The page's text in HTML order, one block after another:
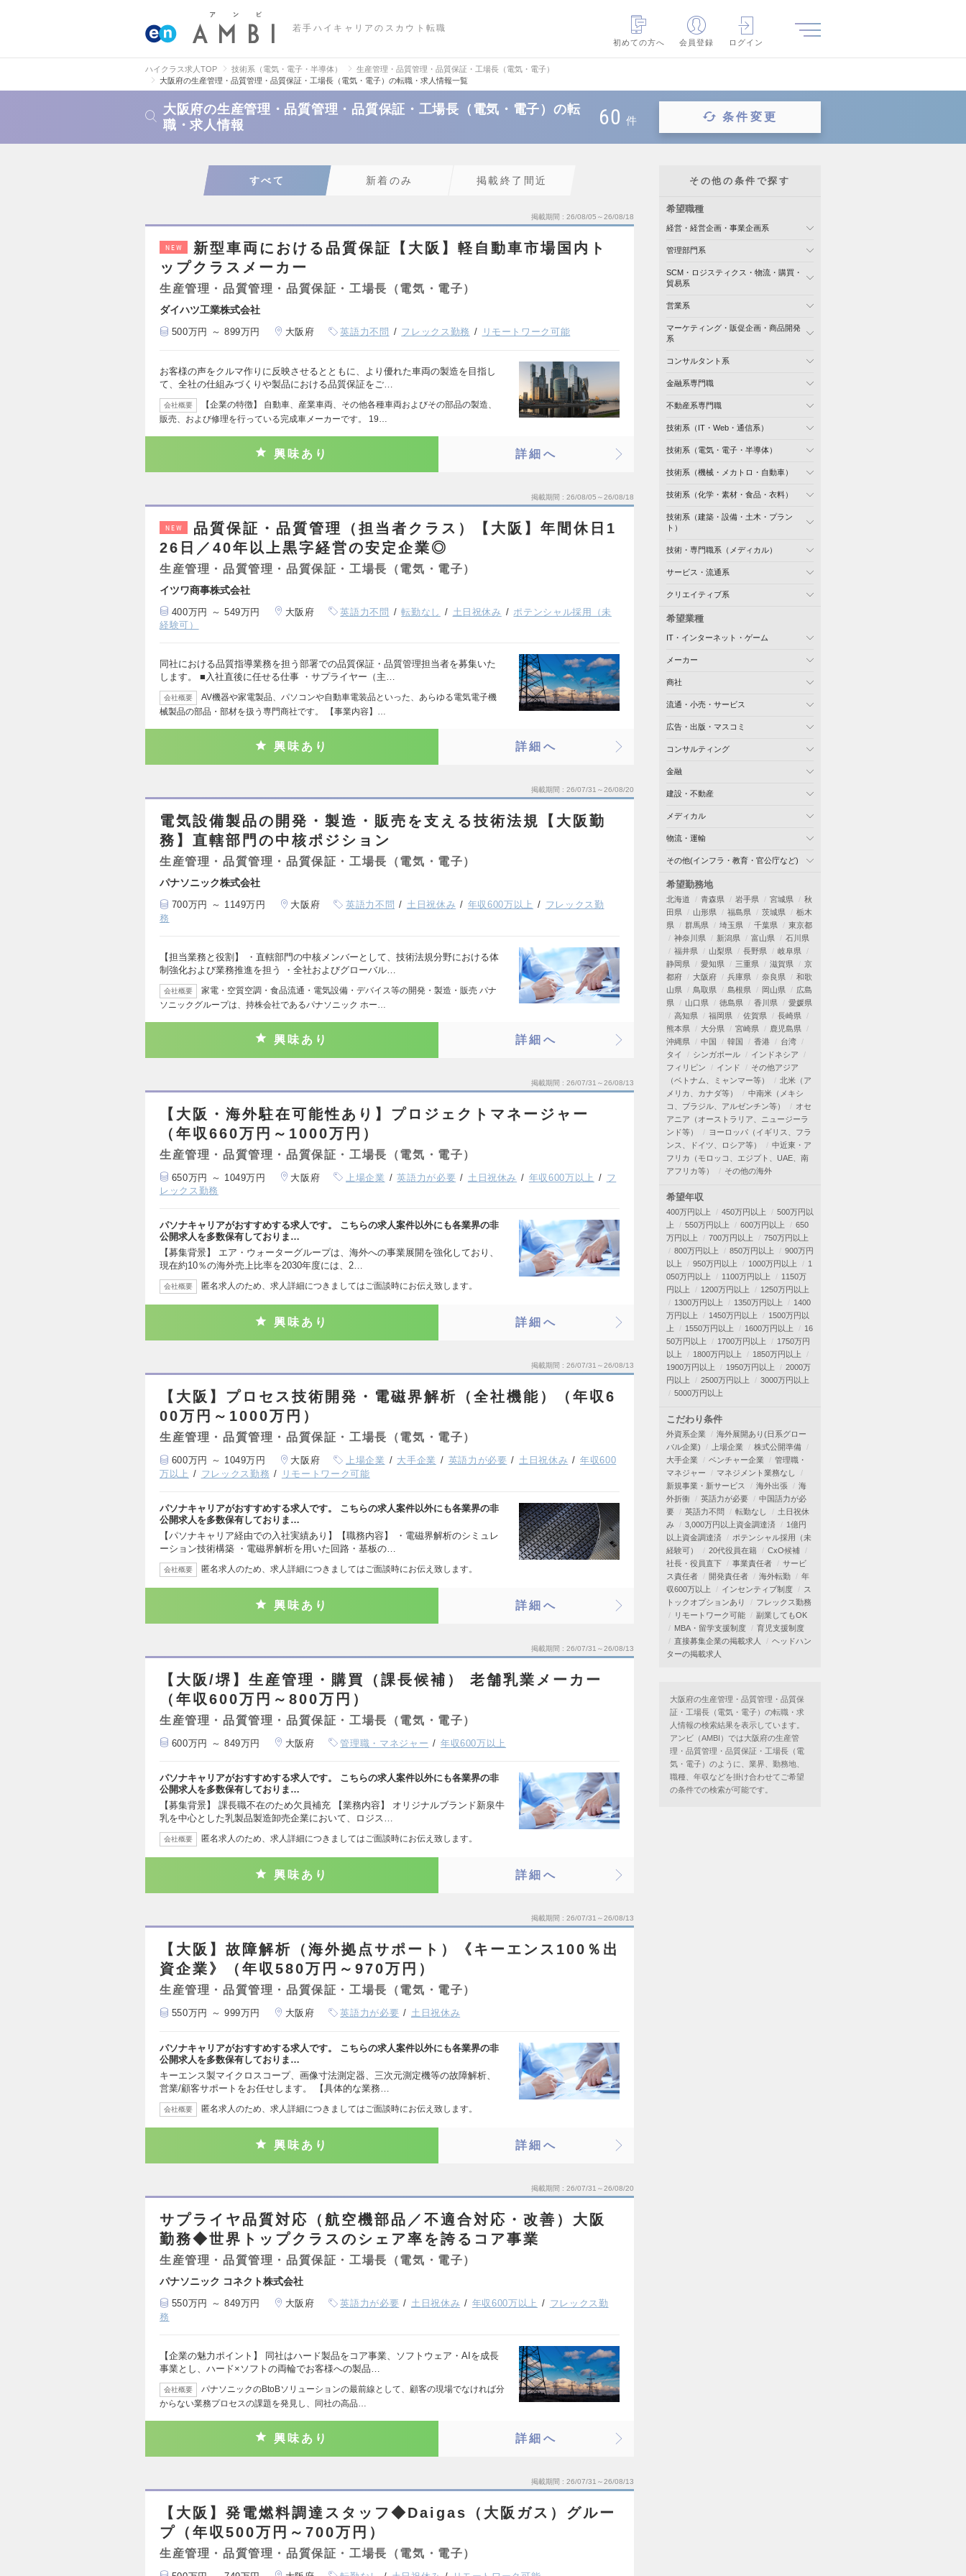
若手ハイキャリアのスカウト転職
初めての方へ
会員登録 ログイン
ハイクラス求人TOP 技術系（電気・電子・半導体）
生産管理・品質管理・品質保証・工場長（電気・電子）
大阪府の生産管理・品質管理・品質保証・工場長（電気・電子）の転職・求人情報一覧
大阪府の生産管理・品質管理・品質保証・工場長（電気・電子）の転
職・求人情報
60 件 条件変更
すべて 新着のみ 掲載終了間近
掲載期間 26/08/05～26/08/18
NEW
新型車両における品質保証【大阪】軽自動車市場国内ト
ップクラスメーカー
生産管理・品質管理・品質保証・工場長（電気・電子）
ダイハツ工業株式会社
500万円 ～ 899万円 大阪府 英語力不問 フレックス勤務 リモートワーク可能
お客様の声をクルマ作りに反映させるとともに、より優れた車両の製造を目指し
て、全社の仕組みづくりや製品における品質保証をご…
会社概要
【企業の特徴】 自動車、産業車両、その他各種車両およびその部品の製造、
販売、および修理を行っている完成車メーカーです。 19…
興味あり 詳細へ
掲載期間 26/08/05～26/08/18
NEW
品質保証・品質管理（担当者クラス）【大阪】年間休日1
26日／40年以上黒字経営の安定企業◎
生産管理・品質管理・品質保証・工場長（電気・電子）
イツワ商事株式会社
400万円 ～ 549万円 大阪府 英語力不問 転勤なし 土日祝休み
ポテンシャル採用（未
経験可）
同社における品質指導業務を担う部署での品質保証・品質管理担当者を募集いた
します。 ■入社直後に任せる仕事 ・サプライヤー（主…
会社概要
AV機器や家電製品、パソコンや自動車電装品といった、あらゆる電気電子機
械製品の部品・部材を扱う専門商社です。 【事業内容】…
興味あり 詳細へ
掲載期間 26/07/31～26/08/20
電気設備製品の開発・製造・販売を支える技術法規【大阪勤
務】直轄部門の中核ポジション
生産管理・品質管理・品質保証・工場長（電気・電子）
パナソニック株式会社
700万円 ～ 1149万円 大阪府 英語力不問 土日祝休み 年収600万以上
フレックス勤
務
【担当業務と役割】 ・直轄部門の中核メンバーとして、技術法規分野における体
制強化および業務推進を担う ・全社およびグローバル…
会社概要
家電・空質空調・食品流通・電気設備・デバイス等の開発・製造・販売 パナ
ソニックグループは、持株会社であるパナソニック ホー…
興味あり 詳細へ
掲載期間 26/07/31～26/08/13
【大阪・海外駐在可能性あり】プロジェクトマネージャー
（年収660万円～1000万円）
生産管理・品質管理・品質保証・工場長（電気・電子）
650万円 ～ 1049万円 大阪府 上場企業 英語力が必要 土日祝休み 年収600万以上
フ
レックス勤務
パソナキャリアがおすすめする求人です。 こちらの求人案件以外にも各業界の非
公開求人を多数保有しておりま…
【募集背景】 エア・ウォーターグループは、海外への事業展開を強化しており、
現在約10％の海外売上比率を2030年度には、2…
会社概要 匿名求人のため、求人詳細につきましてはご面談時にお伝え致します。
興味あり 詳細へ
掲載期間 26/07/31～26/08/13
【大阪】プロセス技術開発・電磁界解析（全社機能）（年収6
00万円～1000万円）
生産管理・品質管理・品質保証・工場長（電気・電子）
600万円 ～ 1049万円 大阪府 上場企業 大手企業 英語力が必要 土日祝休み
年収600
万以上
フレックス勤務 リモートワーク可能
パソナキャリアがおすすめする求人です。 こちらの求人案件以外にも各業界の非
公開求人を多数保有しておりま…
【パソナキャリア経由での入社実績あり】【職務内容】 ・電磁界解析のシミュレ
ーション技術構築 ・電磁界解析を用いた回路・基板の…
会社概要 匿名求人のため、求人詳細につきましてはご面談時にお伝え致します。
興味あり 詳細へ
掲載期間 26/07/31～26/08/13
【大阪/堺】生産管理・購買（課長候補） 老舗乳業メーカー
（年収600万円～800万円）
生産管理・品質管理・品質保証・工場長（電気・電子）
600万円 ～ 849万円 大阪府 管理職・マネジャー 年収600万以上
パソナキャリアがおすすめする求人です。 こちらの求人案件以外にも各業界の非
公開求人を多数保有しておりま…
【募集背景】 課長職不在のため欠員補充 【業務内容】 オリジナルブランド新泉牛
乳を中心とした乳製品製造卸売企業において、ロジス…
会社概要 匿名求人のため、求人詳細につきましてはご面談時にお伝え致します。
興味あり 詳細へ
掲載期間 26/07/31～26/08/13
【大阪】故障解析（海外拠点サポート）《キーエンス100％出
資企業》（年収580万円～970万円）
生産管理・品質管理・品質保証・工場長（電気・電子）
550万円 ～ 999万円 大阪府 英語力が必要 土日祝休み
パソナキャリアがおすすめする求人です。 こちらの求人案件以外にも各業界の非
公開求人を多数保有しておりま…
キーエンス製マイクロスコープ、画像寸法測定器、三次元測定機等の故障解析、
営業/顧客サポートをお任せします。 【具体的な業務…
会社概要 匿名求人のため、求人詳細につきましてはご面談時にお伝え致します。
興味あり 詳細へ
掲載期間 26/07/31～26/08/20
サプライヤ品質対応（航空機部品／不適合対応・改善）大阪
勤務◆世界トップクラスのシェア率を誇るコア事業
生産管理・品質管理・品質保証・工場長（電気・電子）
パナソニック コネクト株式会社
550万円 ～ 849万円 大阪府 英語力が必要 土日祝休み 年収600万以上
フレックス勤
務
【企業の魅力ポイント】 同社はハード製品をコア事業、ソフトウェア・AIを成長
事業とし、ハード×ソフトの両輪でお客様への製品…
会社概要
パナソニックのBtoBソリューションの最前線として、顧客の現場でなければ分
からない業務プロセスの課題を発見し、同社の高品…
興味あり 詳細へ
掲載期間 26/07/31～26/08/13
【大阪】発電燃料調達スタッフ◆Daigas（大阪ガス）グルー
プ（年収500万円～700万円）
生産管理・品質管理・品質保証・工場長（電気・電子）
その他の条件で探す
希望職種
経営・経営企画・事業企画系
管理部門系
SCM・ロジスティクス・物流・購買・
貿易系
営業系
マーケティング・販促企画・商品開発
系
コンサルタント系
金融系専門職
不動産系専門職
技術系（IT・Web・通信系）
技術系（電気・電子・半導体）
技術系（機械・メカトロ・自動車）
技術系（化学・素材・食品・衣料）
技術系（建築・設備・土木・プラン
ト）
技術・専門職系（メディカル）
サービス・流通系
クリエイティブ系
希望業種
IT・インターネット・ゲーム
メーカー
商社
流通・小売・サービス
広告・出版・マスコミ
コンサルティング
金融
建設・不動産
メディカル
物流・運輸
その他(インフラ・教育・官公庁など)
希望勤務地
北海道 青森県 岩手県 宮城県
秋
田県
山形県 福島県 茨城県
栃木
県
群馬県 埼玉県 千葉県
東京都
神奈川県
新潟県 富山県
石川県
福井県
山梨県 長野県
岐阜県
静岡県
愛知県 三重県 滋賀県
京
都府
大阪府 兵庫県 奈良県
和歌
山県
鳥取県 島根県 岡山県
広島
県
山口県 徳島県 香川県
愛媛県
高知県
福岡県 佐賀県
長崎県
熊本県
大分県 宮崎県
鹿児島県
沖縄県
中国 韓国 香港
台湾
タイ
シンガポール
インドネシア
フィリピン
インド
その他アジア
（ベトナム、ミャンマー等）
北米（ア
メリカ、カナダ等）
中南米（メキシ
コ、ブラジル、アルゼンチン等）
オセ
アニア（オーストラリア、ニュージーラ
ンド等）
ヨーロッパ（イギリス、フラ
ンス、ドイツ、ロシア等）
中近東・ア
フリカ（モロッコ、エジプト、UAE、南
アフリカ等）
その他の海外
希望年収
400万円以上 450万円以上
500万円以
上
550万円以上 600万円以上
650
万円以上
700万円以上
750万円以上
800万円以上
850万円以上
900万円
以上
950万円以上 1000万円以上
1
050万円以上
1100万円以上
1150万
円以上
1200万円以上
1250万円以上
1300万円以上
1350万円以上
1400
万円以上
1450万円以上
1500万円以
上
1550万円以上 1600万円以上
16
50万円以上
1700万円以上
1750万円
以上
1800万円以上
1850万円以上
1900万円以上
1950万円以上
2000万
円以上
2500万円以上
3000万円以上
5000万円以上
こだわり条件
外資系企業
海外展開あり(日系グロー
バル企業)
上場企業
株式公開準備
大手企業
ベンチャー企業
管理職・
マネジャー
マネジメント業務なし
新規事業・新サービス
海外出張
海
外折衝
英語力が必要
中国語力が必
要
英語力不問 転勤なし
土日祝休
み
3,000万円以上資金調達済
1億円
以上資金調達済
ポテンシャル採用（未
経験可）
20代役員在籍
CxO候補
社長・役員直下
事業責任者
サービ
ス責任者
開発責任者 海外転勤
年
収600万以上
インセンティブ制度
ス
トックオプションあり
フレックス勤務
リモートワーク可能
副業してもOK
MBA・留学支援制度
育児支援制度
直接募集企業の掲載求人
ヘッドハン
ターの掲載求人
大阪府の生産管理・品質管理・品質保
証・工場長（電気・電子）の転職・求
人情報の検索結果を表示しています。
アンビ（AMBI）では大阪府の生産管
理・品質管理・品質保証・工場長（電
気・電子）のように、業界、勤務地、
職種、年収などを掛け合わせてご希望
の条件での検索が可能です。